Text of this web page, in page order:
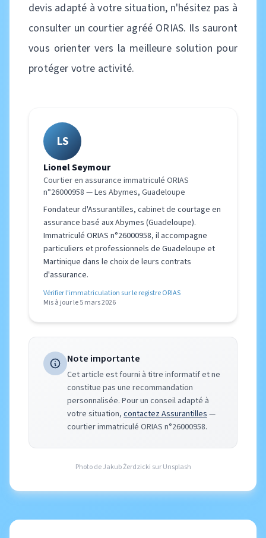
devis adapté à votre situation, n'hésitez pas à
consulter un courtier agréé ORIAS. Ils sauront
vous orienter vers la meilleure solution pour
protéger votre activité.
LS
Lionel Seymour
Courtier en assurance immatriculé ORIAS
n°26000958 — Les Abymes, Guadeloupe
Fondateur d'Assurantilles, cabinet de courtage en
assurance basé aux Abymes (Guadeloupe).
Immatriculé ORIAS n°26000958, il accompagne
particuliers et professionnels de Guadeloupe et
Martinique dans le choix de leurs contrats
d'assurance.
Vérifier l'immatriculation sur le registre ORIAS
Mis à jour le 5 mars 2026
Note importante
Cet article est fourni à titre informatif et ne
constitue pas une recommandation
personnalisée. Pour un conseil adapté à
votre situation, contactez Assurantilles—
courtier immatriculé ORIAS n°26000958.
Photo deJakub Żerdzicki surUnsplash